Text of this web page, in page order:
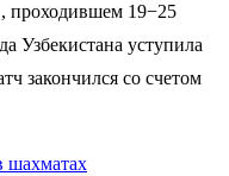
проходившем 19−25
Узбекистана уступила
закончился со счетом